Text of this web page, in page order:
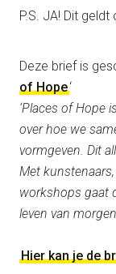
P.S. JA! Dit
Deze brief is
of Hope‘
‘Places of Hope
over hoe we
vormgeven. Dit
Met
workshops gaat
leven van
Hier kan je de